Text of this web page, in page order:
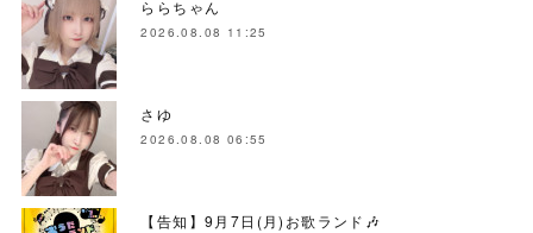
ららちゃん
2026.08.08 11:25
さゆ
2026.08.08 06:55
【告知】9月7日(月)お歌ランド🎶